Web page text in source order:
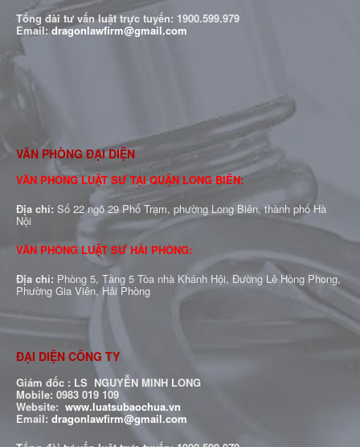
Tổng đài tư vấn luật trực tuyến: 1900.599.979
Email:dragonlawfirm@gmail.com
VĂN PHÒNG ĐẠI DIỆN
VĂN PHÒNG LUẬT SƯ TẠI QUẬN LONG BIÊN:
Địa chỉ: Số 22 ngõ 29 Phố Trạm, phường Long Biên, thành phố Hà
Nội
VĂN PHÒNG LUẬT SƯ HẢI PHÒNG:
Địa chỉ: Phòng 5, Tầng 5 Tòa nhà Khánh Hội, Đường Lê Hồng Phong,
Phường Gia Viên, Hải Phòng
ĐẠI DIỆN CÔNG TY
Giám đốc : LS NGUYỄN MINH LONG
Mobile: 0983 019 109
Website: www.luatsubaochua.vn
Email: dragonlawfirm@gmail.com